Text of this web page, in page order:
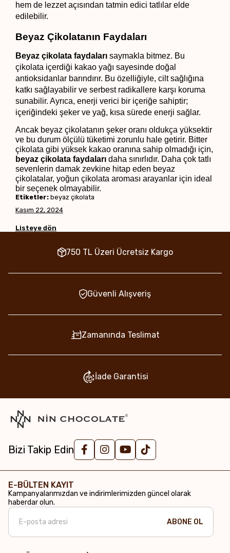
hem de lezzet açısından tatmin edici tatlılar elde
edilebilir.
Beyaz Çikolatanın Faydaları
Beyaz çikolata faydaları saymakla bitmez. Bu
çikolata içerdiği kakao yağı sayesinde doğal
antioksidanlar barındırır. Bu özelliğiyle, cilt sağlığına
katkı sağlayabilir ve serbest radikallere karşı koruma
sunabilir. Ayrıca, enerji verici bir içeriğe sahiptir;
içeriğindeki şeker ve yağ, kısa sürede enerji sağlar.
Ancak beyaz çikolatanın şeker oranı oldukça yüksektir
ve bu durum ölçülü tüketimi zorunlu hale getirir. Bitter
beyaz çikolata faydaları daha sınırlıdır. Daha çok tatlı
sevenlerin damak zevkine hitap eden beyaz
çikolatalar, yoğun çikolata aroması arayanlar için ideal
bir seçenek olmayabilir.
Etiketler: beyaz çikolata
Kasım 22, 2024
Listeye dön
750 TL Üzeri Ücretsiz Kargo
Güvenli Alışveriş
Zamanında Teslimat
İade Garantisi
Bizi Takip Edin
E-BÜLTEN KAYIT
Kampanyalarımızdan ve indirimlerimizden güncel olarak
haberdar olun.
ABONE OL